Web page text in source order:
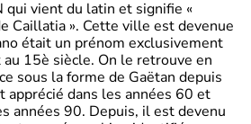
qui vient du latin et signifie «
Caillatia ». Cette ville est devenue
était un prénom exclusivement
15è siècle. On le retrouve en
sous la forme de Gaëtan depuis
apprécié dans les années 60 et
années 90. Depuis, il est devenu